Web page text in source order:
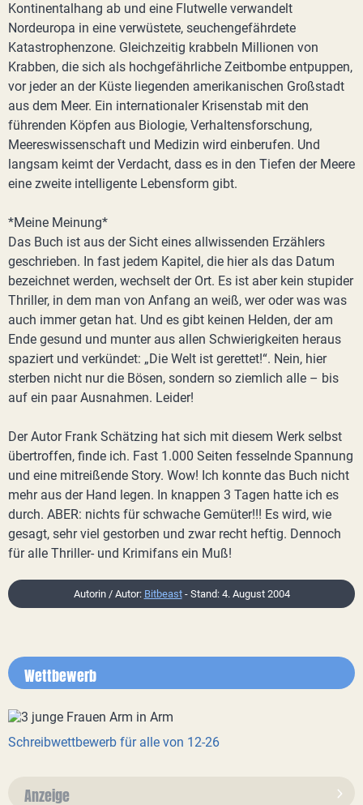
Kontinentalhang ab und eine Flutwelle verwandelt
Nordeuropa in eine verwüstete, seuchengefährdete
Katastrophenzone. Gleichzeitig krabbeln Millionen von
Krabben, die sich als hochgefährliche Zeitbombe entpuppen,
vor jeder an der Küste liegenden amerikanischen Großstadt
aus dem Meer. Ein internationaler Krisenstab mit den
führenden Köpfen aus Biologie, Verhaltensforschung,
Meereswissenschaft und Medizin wird einberufen. Und
langsam keimt der Verdacht, dass es in den Tiefen der Meere
eine zweite intelligente Lebensform gibt.
*Meine Meinung*
Das Buch ist aus der Sicht eines allwissenden Erzählers
geschrieben. In fast jedem Kapitel, die hier als das Datum
bezeichnet werden, wechselt der Ort. Es ist aber kein stupider
Thriller, in dem man von Anfang an weiß, wer oder was was
auch immer getan hat. Und es gibt keinen Helden, der am
Ende gesund und munter aus allen Schwierigkeiten heraus
spaziert und verkündet: „Die Welt ist gerettet!“. Nein, hier
sterben nicht nur die Bösen, sondern so ziemlich alle – bis
auf ein paar Ausnahmen. Leider!
Der Autor Frank Schätzing hat sich mit diesem Werk selbst
übertroffen, finde ich. Fast 1.000 Seiten fesselnde Spannung
und eine mitreißende Story. Wow! Ich konnte das Buch nicht
mehr aus der Hand legen. In knappen 3 Tagen hatte ich es
durch. ABER: nichts für schwache Gemüter!!! Es wird, wie
gesagt, sehr viel gestorben und zwar recht heftig. Dennoch
für alle Thriller- und Krimifans ein Muß!
Autorin / Autor: Bitbeast- Stand: 4. August 2004
Wettbewerb
Schreibwettbewerb für alle von 12-26
Anzeige